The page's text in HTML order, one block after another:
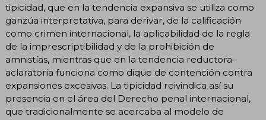
tipicidad, que en la tendencia expansiva se utiliza como
ganzúa interpretativa, para derivar, de la calificación
como crimen internacional, la aplicabilidad de la regla
de la imprescriptibilidad y de la prohibición de
amnistías, mientras que en la tendencia reductora-
aclaratoria funciona como dique de contención contra
expansiones excesivas. La tipicidad reivindica así su
presencia en el área del Derecho penal internacional,
que tradicionalmente se acercaba al modelo de